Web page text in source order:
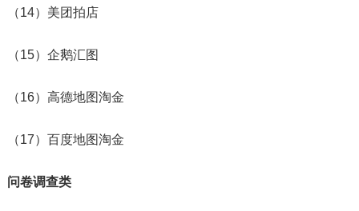
（14）美团拍店
（15）企鹅汇图
（16）高德地图淘金
（17）百度地图淘金
问卷调查类